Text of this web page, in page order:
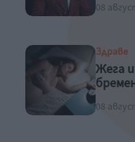
08
Здраве
Жега
08